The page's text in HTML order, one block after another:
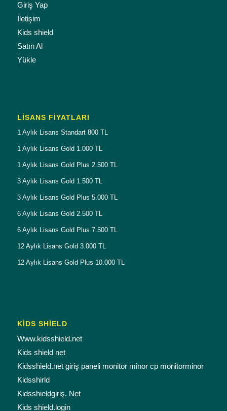
Giriş Yap
İletişim
Kids shield
Satın Al
Yükle
LISANS FIYATLARI
1 Aylık Lisans Standart 800 TL
1 Aylık Lisans Gold 1.000 TL
1 Aylık Lisans Gold Plus 2.500 TL
3 Aylık Lisans Gold 1.500 TL
3 Aylık Lisans Gold Plus 5.000 TL
6 Aylık Lisans Gold 2.500 TL
6 Aylık Lisans Gold Plus 7.500 TL
12 Aylık Lisans Gold 3.000 TL
12 Aylık Lisans Gold Plus 10.000 TL
KİDS SHİELD
Www.kidsshield.net
Kids shield net
Kidsshield.net giriş paneli monitor minor cp monitorminor
Kidsshirld
Kidsshieldgiriş. Net
Kids shield.login